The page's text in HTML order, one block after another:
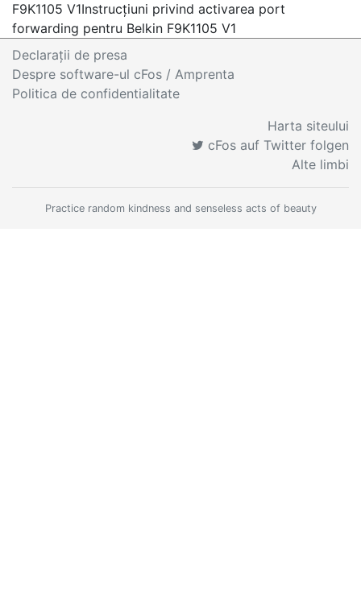
F9K1105 V1Instrucțiuni privind activarea port
forwarding pentru Belkin F9K1105 V1
Declaraţii de presa
Despre software-ul cFos / Amprenta
Politica de confidentialitate
Harta siteului
cFos auf Twitter folgen
Alte limbi
Practice random kindness and senseless acts of beauty